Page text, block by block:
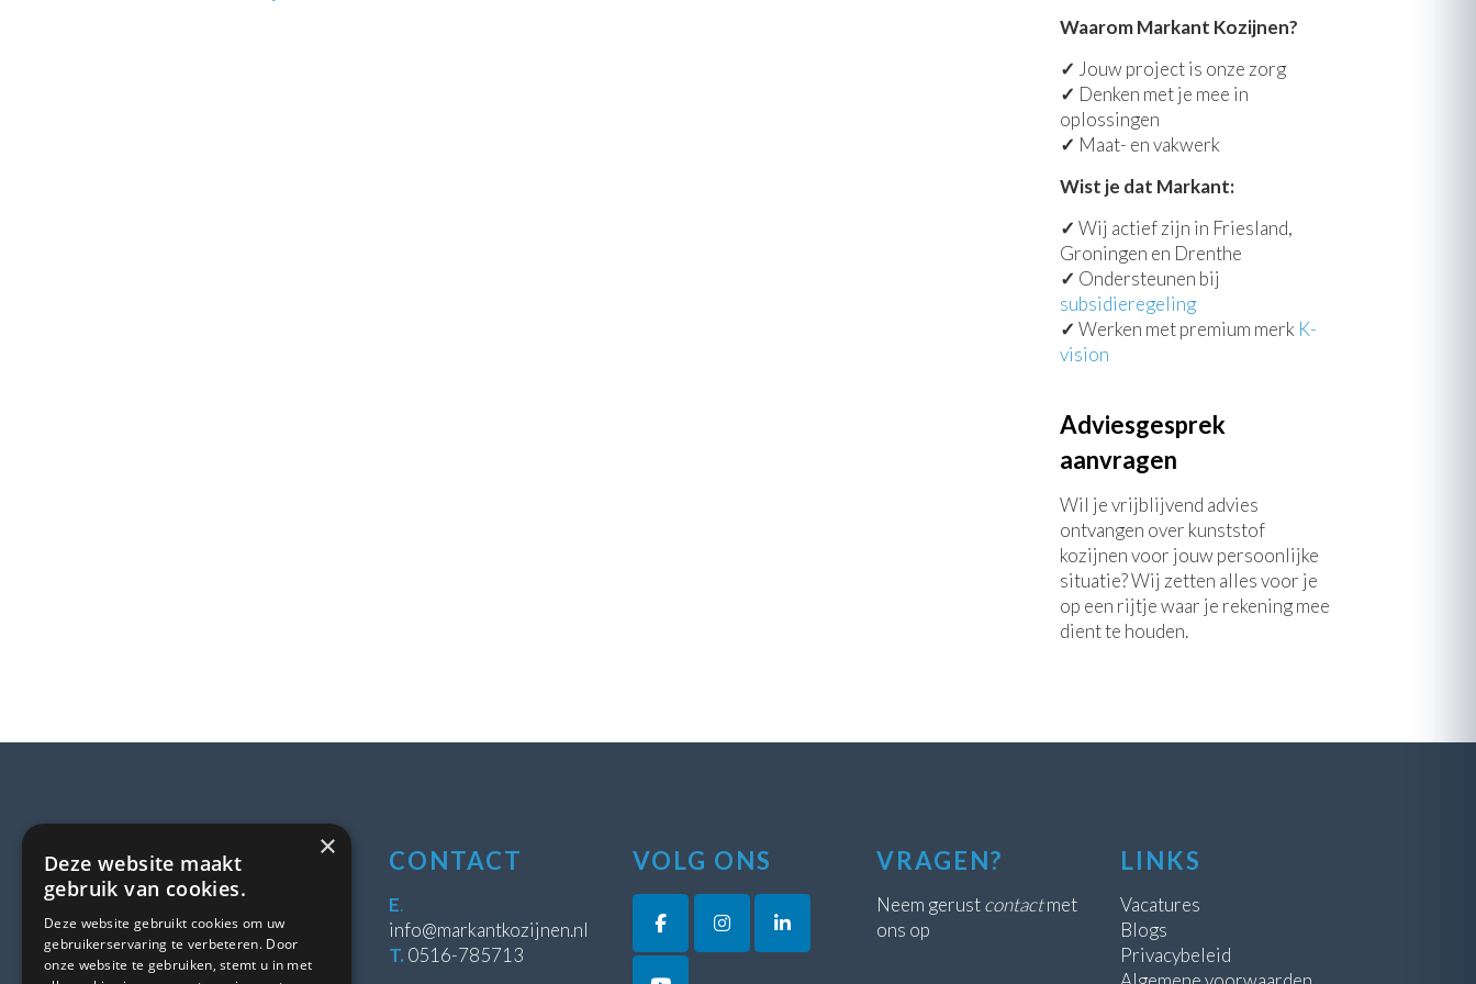
Waarom Markant Kozijnen?
✓ Jouw project is onze zorg
✓ Denken met je mee in
oplossingen
✓ Maat- en vakwerk
Wist je dat Markant:
✓ Wij actief zijn in Friesland,
Groningen en Drenthe
✓ Ondersteunen bij
subsidieregeling
✓ Werken met premium merk K-
vision
Adviesgesprek
aanvragen
Wil je vrijblijvend advies
ontvangen over kunststof
kozijnen voor jouw persoonlijke
situatie? Wij zetten alles voor je
op een rijtje waar je rekening mee
dient te houden.
LOCATIE
8431 WE Oosterwolde
CONTACT
E.
info@markantkozijnen.nl
T. 0516-785713
VOLG ONS VRAGEN?
Neem gerustcontactmet
ons op
LINKS
Vacatures
Blogs
Privacybeleid
×
Deze website maakt
gebruik van cookies.
Deze website gebruikt cookies om uw
gebruikerservaring te verbeteren. Door
onze website te gebruiken, stemt u in met